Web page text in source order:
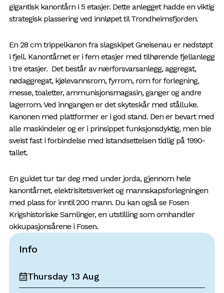
gigantisk kanontårn i 5 etasjer. Dette anlegget hadde en viktig
strategisk plassering ved innløpet til Trondheimsfjorden.
En 28 cm trippelkanon fra slagskipet Gneisenau er nedstøpt
i fjell. Kanontårnet er i fem etasjer med tilhørende fjellanlegg
i tre etasjer. Det består av nærforsvarsanlegg, aggregat,
nødaggregat, kjølevannsrom, fyrrom, rom for forlegning,
messe, toaletter, ammunisjonsmagasin, ganger og andre
lagerrom. Ved inngangen er det skyteskår med stålluke.
Kanonen med plattformer er i god stand. Den er bevart med
alle maskindeler og er i prinsippet funksjonsdyktig, men ble
sveist fast i forbindelse med istandsettelsen tidlig på 1990-
tallet.
En guidet tur tar deg med under jorda, gjennom hele
kanontårnet, elektrisitetsverket og mannskapsforlegningen
med plass for inntil 200 mann. Du kan også se Fosen
Krigshistoriske Samlinger, en utstilling som omhandler
okkupasjonsårene i Fosen.
Info
Thursday 13 Aug